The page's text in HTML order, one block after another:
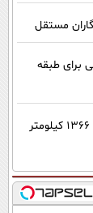
مستقل
برای طبقه
غول 586 اسب بخاری هواوی وارد میدان شد؛ استلاتو 1366 کیلومتر